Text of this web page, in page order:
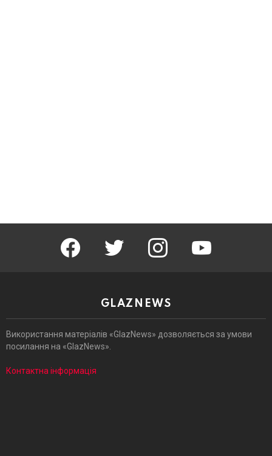
facebook twitter instagram
GLAZNEWS
Використання матеріалів «GlazNews» дозволяється за умови
посилання на «GlazNews».
Контактна інформація